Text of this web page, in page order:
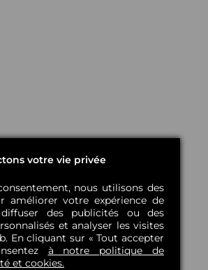
votre vie privée
nous utilisons des
améliorer votre expérience de
diffuser des publicités ou des
et analyser les visites
En cliquant sur « Tout accepter
à notre politique de
et cookies.